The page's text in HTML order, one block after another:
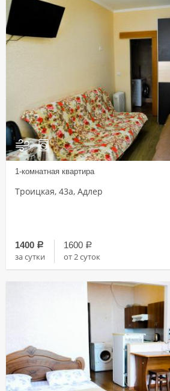
1-комнатная квартира
Троицкая, 43а, Адлер
1400 a
за сутки
1600 a
от 2 суток